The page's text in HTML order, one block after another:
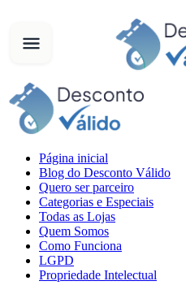
Página inicial
Blog do Desconto Válido
Quero ser parceiro
Categorias e Especiais
Todas as Lojas
Quem Somos
Como Funciona
LGPD
Propriedade Intelectual